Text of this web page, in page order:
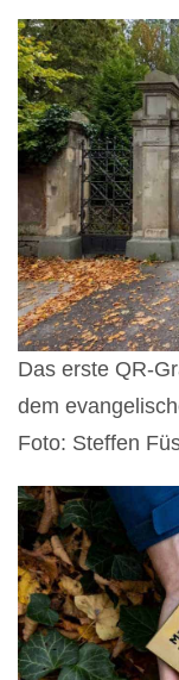
Das erste QR-
dem
Foto: Steffen